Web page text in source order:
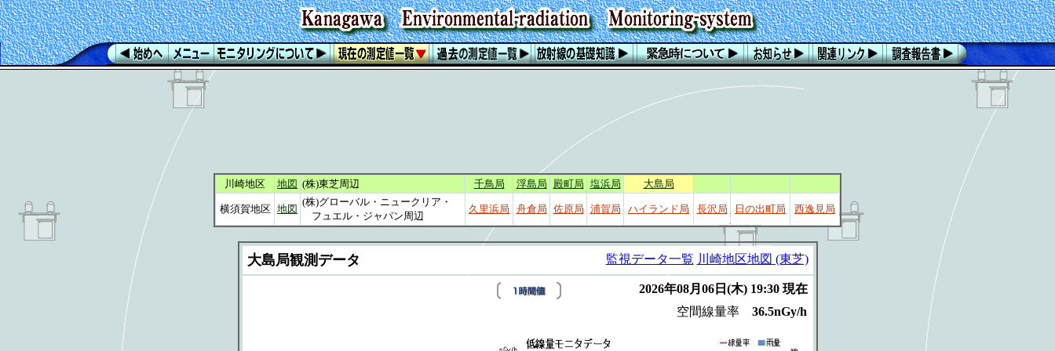
川崎地区 地図 (株)東芝周辺 千鳥局 浮島局 殿町局 塩浜局 大島局
横須賀地区 地図
(株)グローバル・ニュークリア・
フュエル・ジャパン周辺
久里浜局 舟倉局 佐原局 浦賀局 ハイランド局 長沢局 日の出町局 西逸見局
大島局観測データ 監視データ一覧 川崎地区地図 (東芝)
2026年08月06日(木) 19:30 現在
空間線量率 36.5nGy/h